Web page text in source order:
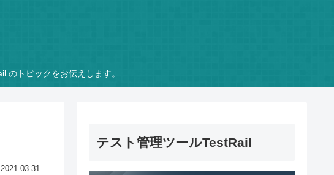
のトピックをお伝えします。
2021.03.31
テスト管理ツールTestRail